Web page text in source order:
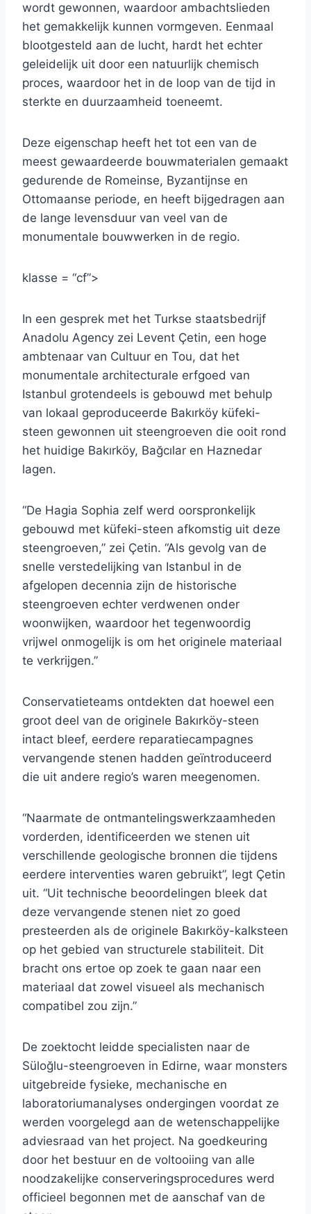
wordt gewonnen, waardoor ambachtslieden
het gemakkelijk kunnen vormgeven. Eenmaal
blootgesteld aan de lucht, hardt het echter
geleidelijk uit door een natuurlijk chemisch
proces, waardoor het in de loop van de tijd in
sterkte en duurzaamheid toeneemt.
Deze eigenschap heeft het tot een van de
meest gewaardeerde bouwmaterialen gemaakt
gedurende de Romeinse, Byzantijnse en
Ottomaanse periode, en heeft bijgedragen aan
de lange levensduur van veel van de
monumentale bouwwerken in de regio.
klasse = “cf”>
In een gesprek met het Turkse staatsbedrijf
Anadolu Agency zei Levent Çetin, een hoge
ambtenaar van Cultuur en Tou, dat het
monumentale architecturale erfgoed van
Istanbul grotendeels is gebouwd met behulp
van lokaal geproduceerde Bakırköy küfeki-
steen gewonnen uit steengroeven die ooit rond
het huidige Bakırköy, Bağcılar en Haznedar
lagen.
“De Hagia Sophia zelf werd oorspronkelijk
gebouwd met küfeki-steen afkomstig uit deze
steengroeven,” zei Çetin. “Als gevolg van de
snelle verstedelijking van Istanbul in de
afgelopen decennia zijn de historische
steengroeven echter verdwenen onder
woonwijken, waardoor het tegenwoordig
vrijwel onmogelijk is om het originele materiaal
te verkrijgen.”
Conservatieteams ontdekten dat hoewel een
groot deel van de originele Bakırköy-steen
intact bleef, eerdere reparatiecampagnes
vervangende stenen hadden geïntroduceerd
die uit andere regio’s waren meegenomen.
“Naarmate de ontmantelingswerkzaamheden
vorderden, identificeerden we stenen uit
verschillende geologische bronnen die tijdens
eerdere interventies waren gebruikt”, legt Çetin
uit. “Uit technische beoordelingen bleek dat
deze vervangende stenen niet zo goed
presteerden als de originele Bakırköy-kalksteen
op het gebied van structurele stabiliteit. Dit
bracht ons ertoe op zoek te gaan naar een
materiaal dat zowel visueel als mechanisch
compatibel zou zijn.”
De zoektocht leidde specialisten naar de
Süloğlu-steengroeven in Edirne, waar monsters
uitgebreide fysieke, mechanische en
laboratoriumanalyses ondergingen voordat ze
werden voorgelegd aan de wetenschappelijke
adviesraad van het project. Na goedkeuring
door het bestuur en de voltooiing van alle
noodzakelijke conserveringsprocedures werd
officieel begonnen met de aanschaf van de